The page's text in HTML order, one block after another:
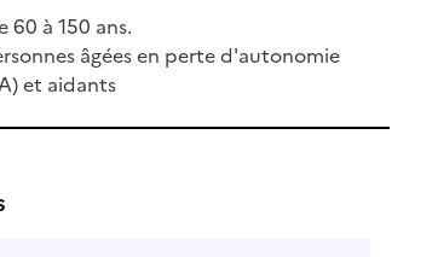
60 à 150 ans.
âgées en perte d'autonomie
et aidants